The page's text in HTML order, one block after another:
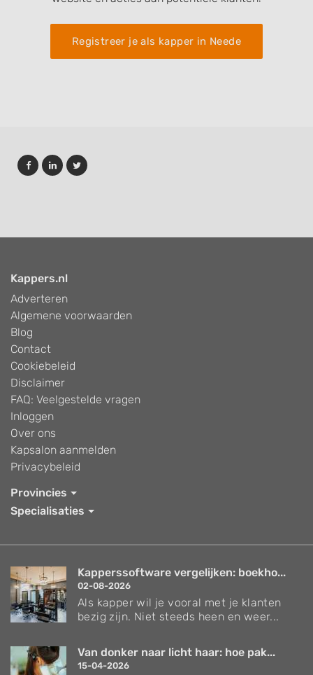
Registreer je als kapper in Neede
Kappers.nl
Adverteren
Algemene voorwaarden
Blog
Contact
Cookiebeleid
Disclaimer
FAQ: Veelgestelde vragen
Inloggen
Over ons
Kapsalon aanmelden
Privacybeleid
Provincies
Specialisaties
Kapperssoftware vergelijken: boekho...
02-08-2026
Als kapper wil je vooral met je klanten
bezig zijn. Niet steeds heen en weer...
Van donker naar licht haar: hoe pak...
15-04-2026